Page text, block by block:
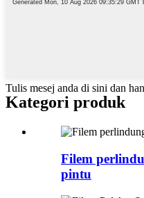
Tulis mesej anda di sini dan
Kategori produk
Filem
pintu